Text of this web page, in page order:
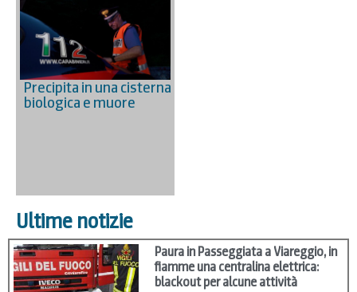
Precipita in una cisterna
biologica e muore
Ultime notizie
Paura in Passeggiata a Viareggio, in
fiamme una centralina elettrica:
blackout per alcune attività